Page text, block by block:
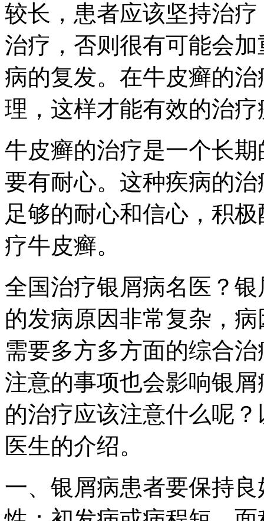
较长，患者应该坚持治
治疗，否则很有可能会
病的复发。在牛皮癣的
理，这样才能有效的治疗
牛皮癣的治疗是一个长
要有耐心。这种疾病的
足够的耐心和信心，积
疗牛皮癣。
全国治疗银屑病名医？
的发病原因非常复杂，
需要多方多方面的综合
注意的事项也会影响银
的治疗应该注意什么呢
医生的介绍。
一、银屑病患者要保持